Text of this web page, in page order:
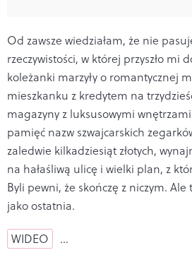
Od zawsze wiedziałam, że nie
rzeczywistości, w której przyszło mi
koleżanki marzyły o romantycznej
mieszkanku z kredytem na
magazyny z luksusowymi
pamięć nazw szwajcarskich
zaledwie kilkadziesiąt złotych,
na hałaśliwą ulicę i wielki plan, z
Byli pewni, że skończę z niczym.
jako ostatnia.
WIDEO …